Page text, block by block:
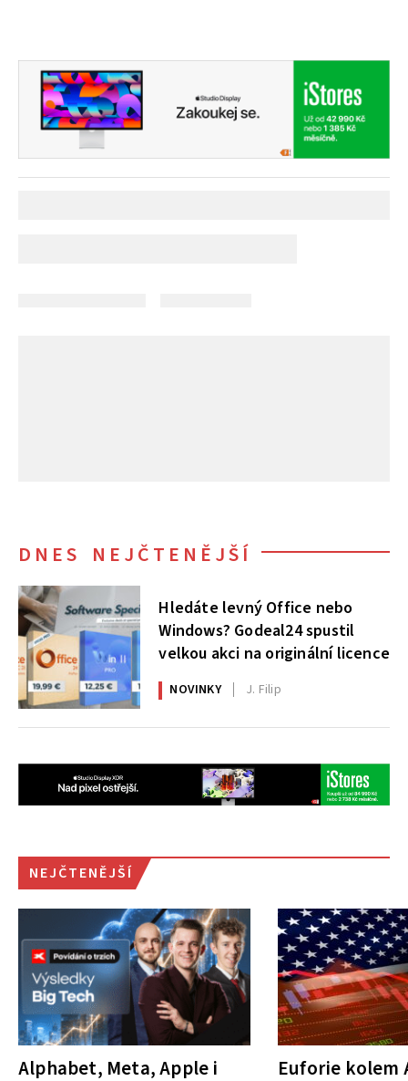
DNES NEJČTENĚJŠÍ
Hledáte levný Office nebo
Windows? Godeal24 spustil
velkou akci na originální licence
NOVINKY J. Filip
NEJČTENĚJŠÍ
Alphabet, Meta, Apple i
Euforie kolem